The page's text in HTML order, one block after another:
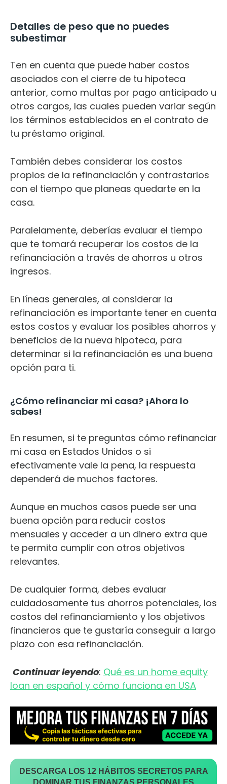
Detalles de peso que no puedes
subestimar
Ten en cuenta que puede haber costos
asociados con el cierre de tu hipoteca
anterior, como multas por pago anticipado u
otros cargos, las cuales pueden variar según
los términos establecidos en el contrato de
tu préstamo original.
También debes considerar los costos
propios de la refinanciación y contrastarlos
con el tiempo que planeas quedarte en la
casa.
Paralelamente, deberías evaluar el tiempo
que te tomará recuperar los costos de la
refinanciación a través de ahorros u otros
ingresos.
En líneas generales, al considerar la
refinanciación es importante tener en cuenta
estos costos y evaluar los posibles ahorros y
beneficios de la nueva hipoteca, para
determinar si la refinanciación es una buena
opción para ti.
¿Cómo refinanciar mi casa? ¡Ahora lo
sabes!
En resumen, si te preguntas cómo refinanciar
mi casa en Estados Unidos o si
efectivamente vale la pena, la respuesta
dependerá de muchos factores.
Aunque en muchos casos puede ser una
buena opción para reducir costos
mensuales y acceder a un dinero extra que
te permita cumplir con otros objetivos
relevantes.
De cualquier forma, debes evaluar
cuidadosamente tus ahorros potenciales, los
costos del refinanciamiento y los objetivos
financieros que te gustaría conseguir a largo
plazo con esa refinanciación.
Continuar leyendo: Qué es un home equity
loan en español y cómo funciona en USA
DESCARGA LOS 12 HÁBITOS SECRETOS PARA
DOMINAR TUS FINANZAS PERSONALES